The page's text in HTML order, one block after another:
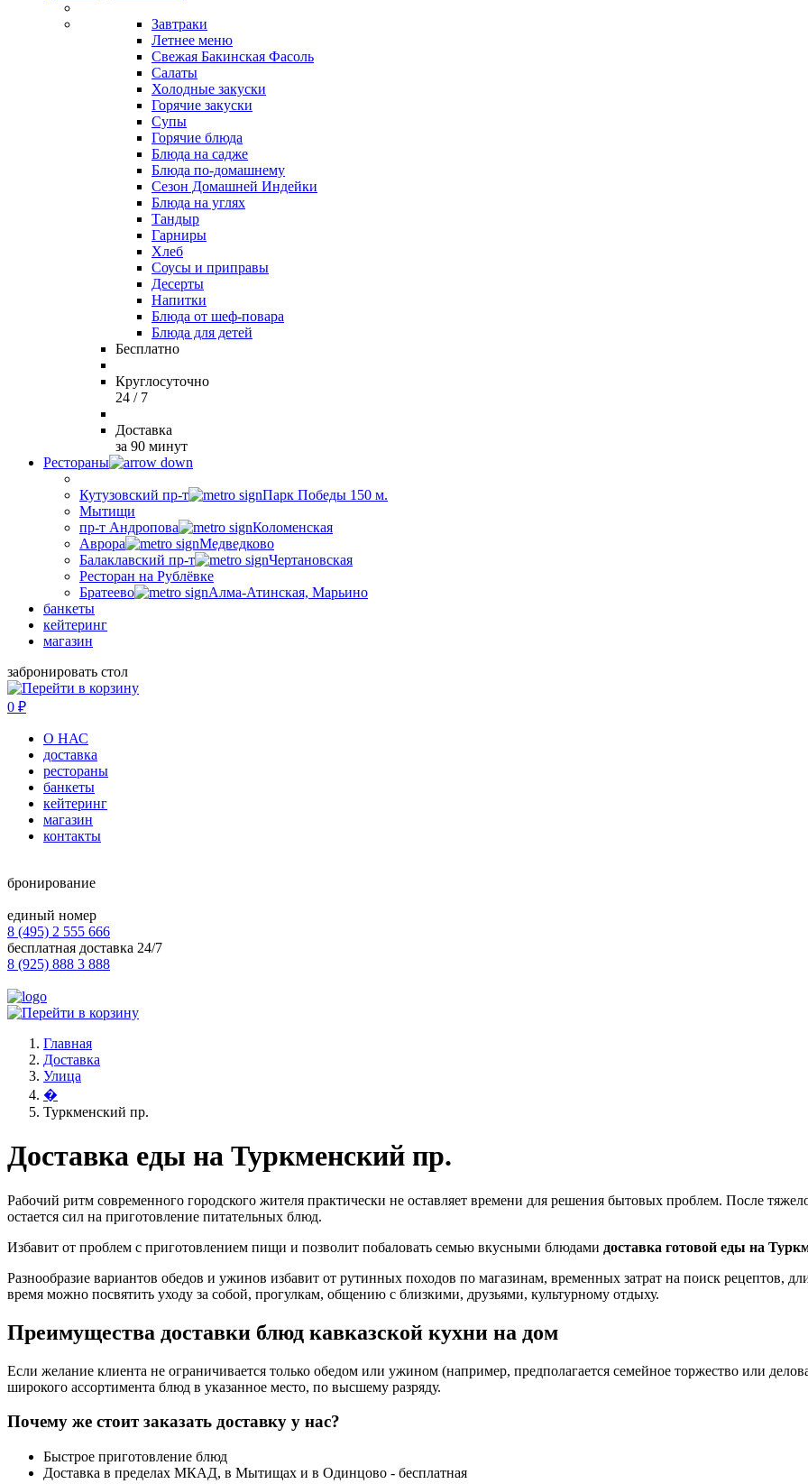
Завтраки
Летнее меню
Свежая Бакинская Фасоль
Салаты
Холодные закуски
Горячие закуски
Супы
Горячие блюда
Блюда на садже
Блюда по-домашнему
Сезон Домашней Индейки
Блюда на углях
Тандыр
Гарниры
Хлеб
Соусы и приправы
Десерты
Напитки
Блюда от шеф-повара
Блюда для детей
Бесплатно
Круглосуточно
24 / 7
Доставка
за 90 минут
Рестораны
Кутузовский пр-т
Парк Победы 150 м.
Мытищи
пр-т Андропова
Коломенская
Аврора
Медведково
Балаклавский пр-т
Чертановская
Ресторан на Рублёвке
Братеево
Алма-Атинская, Марьино
банкеты
кейтеринг
магазин
забронировать стол
0 ₽
О НАС
доставка
рестораны
банкеты
кейтеринг
магазин
контакты
бронирование
единый номер
8 (495) 2 555 666
бесплатная доставка 24/7
8 (925) 888 3 888
Главная
Доставка
Улица
�
Туркменский пр.
Доставка еды на Туркменский пр.
Рабочий ритм современного городского жителя практически не оставляет времени для решения бытовых проблем. После
остается сил на приготовление питательных блюд.
Избавит от проблем с приготовлением пищи и позволит побаловать семью вкусными блюдами доставка готовой еды на
Разнообразие вариантов обедов и ужинов избавит от рутинных походов по магазинам, временных затрат на поиск рецептов,
время можно посвятить уходу за собой, прогулкам, общению с близкими, друзьями, культурному отдыху.
Преимущества доставки блюд кавказской кухни на дом
Если желание клиента не ограничивается только обедом или ужином (например, предполагается семейное торжество или
широкого ассортимента блюд в указанное место, по высшему разряду.
Почему же стоит заказать доставку у нас?
Быстрое приготовление блюд
Доставка в пределах МКАД, в Мытищах и в Одинцово - бесплатная